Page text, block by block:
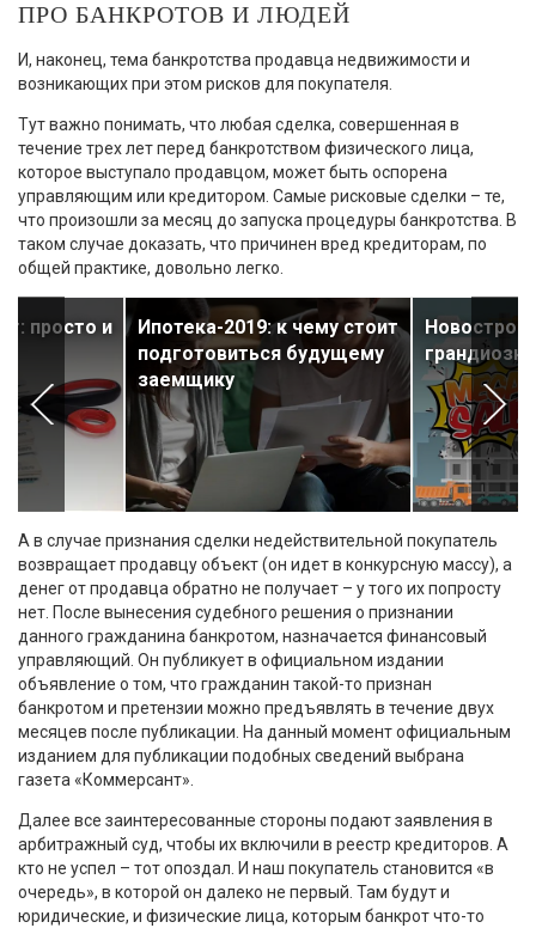
ПРО БАНКРОТОВ И ЛЮДЕЙ
И, наконец, тема банкротства продавца недвижимости и
возникающих при этом рисков для покупателя.
Тут важно понимать, что любая сделка, совершенная в
течение трех лет перед банкротством физического лица,
которое выступало продавцом, может быть оспорена
управляющим или кредитором. Самые рисковые сделки – те,
что произошли за месяц до запуска процедуры банкротства. В
таком случае доказать, что причинен вред кредиторам, по
общей практике, довольно легко.
просто и
Ипотека-2019: к чему стоит
подготовиться будущему
заемщику
А в случае признания сделки недействительной покупатель
возвращает продавцу объект (он идет в конкурсную массу), а
денег от продавца обратно не получает – у того их попросту
нет. После вынесения судебного решения о признании
данного гражданина банкротом, назначается финансовый
управляющий. Он публикует в официальном издании
объявление о том, что гражданин такой-то признан
банкротом и претензии можно предъявлять в течение двух
месяцев после публикации. На данный момент официальным
изданием для публикации подобных сведений выбрана
газета «Коммерсант».
Далее все заинтересованные стороны подают заявления в
арбитражный суд, чтобы их включили в реестр кредиторов. А
кто не успел – тот опоздал. И наш покупатель становится «в
очередь», в которой он далеко не первый. Там будут и
юридические, и физические лица, которым банкрот что-то